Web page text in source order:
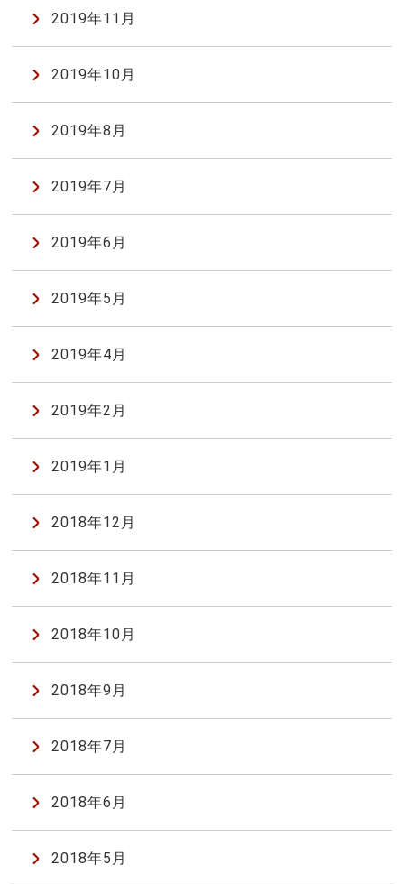
2019年11月
2019年10月
2019年8月
2019年7月
2019年6月
2019年5月
2019年4月
2019年2月
2019年1月
2018年12月
2018年11月
2018年10月
2018年9月
2018年7月
2018年6月
2018年5月